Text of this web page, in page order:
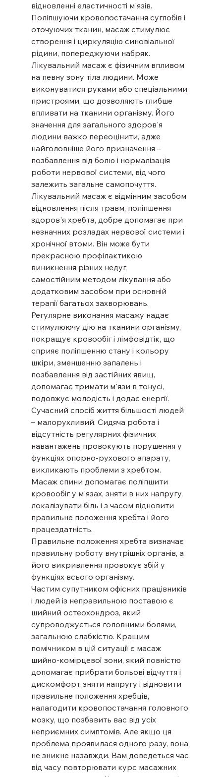
відновленні еластичності м'язів.
Поліпшуючи кровопостачання суглобів і
оточуючих тканин, масаж стимулює
створення і циркуляцію синовіальної
рідини, попереджуючи набряк.
Лікувальний масаж є фізичним впливом
на певну зону тіла людини. Може
виконуватися руками або спеціальними
пристроями, що дозволяють глибше
впливати на тканини організму. Його
значення для загального здоров'я
людини важко переоцінити, адже
найголовніше його призначення –
позбавлення від болю і нормалізація
роботи нервової системи, від чого
залежить загальне самопочуття.
Лікувальний масаж є відмінним засобом
відновлення після травм, поліпшення
здоров'я хребта, добре допомагає при
незначних розладах нервової системи і
хронічної втоми. Він може бути
прекрасною профілактикою
виникнення різних недуг,
самостійним методом лікування або
додатковим засобом при основній
терапії багатьох захворювань.
Регулярне виконання масажу надає
стимулюючу дію на тканини організму,
покращує кровообіг і лімфовідтік, що
сприяє поліпшенню стану і кольору
шкіри, зменшенню запалень і
позбавлення від застійних явищ,
допомагає тримати м'язи в тонусі,
подовжує молодість і додає енергії.
Сучасний спосіб життя більшості людей
– малорухливий. Сидяча робота і
відсутність регулярних фізичних
навантажень провокують порушення у
функціях опорно-рухового апарату,
викликають проблеми з хребтом.
Масаж спини допомагає поліпшити
кровообіг у м'язах, зняти в них напругу,
локалізувати біль і з часом відновити
правильне положення хребта і його
працездатність.
Правильне положення хребта визначає
правильну роботу внутрішніх органів, а
його викривлення провокує збій у
функціях всього організму.
Частим супутником офісних працівників
і людей із неправильною поставою є
шийний остеохондроз, який
супроводжується головними болями,
загальною слабкістю. Кращим
помічником в цій ситуації є масаж
шийно-комірцевої зони, який повністю
допомагає прибрати больові відчуття і
дискомфорт, зняти напругу і відновити
правильне положення хребців,
налагодити кровопостачання головного
мозку, що позбавить вас від усіх
неприємних симптомів. Але якщо ця
проблема проявилася одного разу, вона
не зникне назавжди. Вам доведеться час
від часу повторювати курс масажних